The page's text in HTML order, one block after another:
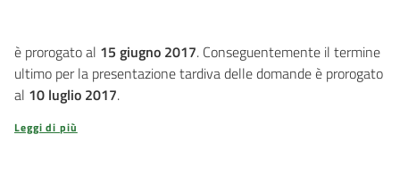
è prorogato al 15 giugno 2017. Conseguentemente il termine
ultimo per la presentazione tardiva delle domande è prorogato
al 10 luglio 2017.
Leggi di più